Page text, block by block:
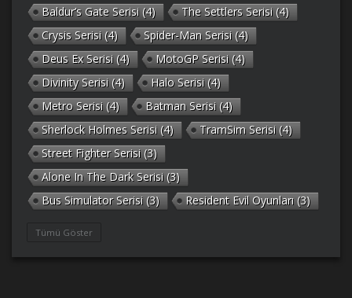
Baldur’s Gate Serisi (4) The Settlers Serisi (4)
Crysis Serisi (4) Spider-Man Serisi (4)
Deus Ex Serisi (4) MotoGP Serisi (4)
Divinity Serisi (4) Halo Serisi (4)
Metro Serisi (4) Batman Serisi (4)
Sherlock Holmes Serisi (4) TramSim Serisi (4)
Street Fighter Serisi (3)
Alone In The Dark Serisi (3)
Bus Simulator Serisi (3) Resident Evil Oyunları (3)
Tümü Göster